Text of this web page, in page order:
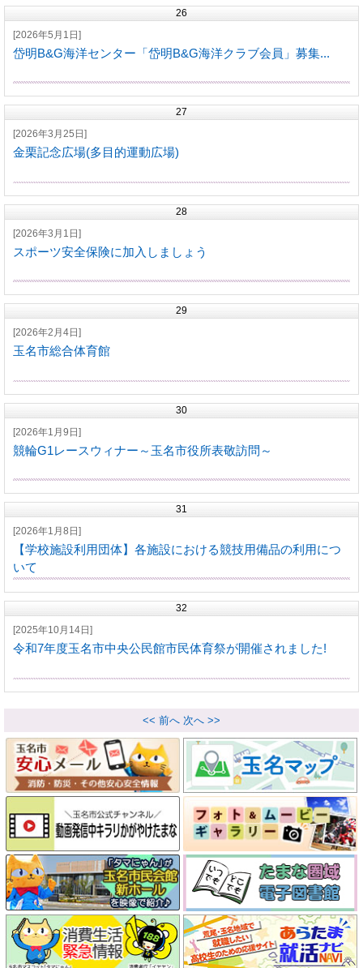
26
[2026年5月1日]
岱明B&G海洋センター「岱明B&G海洋クラブ会員」募集...
27
[2026年3月25日]
金栗記念広場(多目的運動広場)
28
[2026年3月1日]
スポーツ安全保険に加入しましょう
29
[2026年2月4日]
玉名市総合体育館
30
[2026年1月9日]
競輪G1レースウィナー～玉名市役所表敬訪問～
31
[2026年1月8日]
【学校施設利用団体】各施設における競技用備品の利用につ
いて
32
[2025年10月14日]
令和7年度玉名市中央公民館市民体育祭が開催されました!
<< 前へ 次へ >>